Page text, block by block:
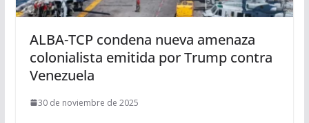
ALBA-TCP condena nueva amenaza
colonialista emitida por Trump contra
Venezuela
30 de noviembre de 2025